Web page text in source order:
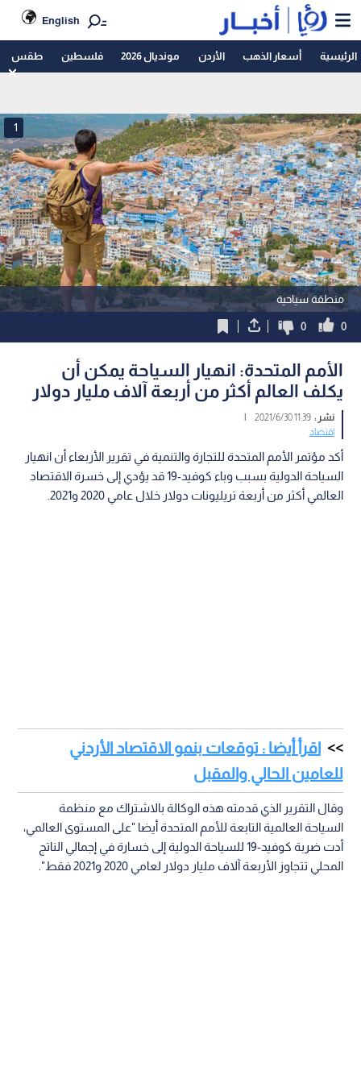
English
الرئيسية أسعار الذهب الأردن مونديال 2026 فلسطين طقس
منطقة سياحية
1
0
0
الأمم المتحدة: انهيار السياحة يمكن أن
يكلف العالم أكثر من أربعة آلاف مليار دولار
نشر :11:39 2021/6/30
|
اقتصاد
أكد مؤتمر الأمم المتحدة للتجارة والتنمية في تقرير الأربعاء أن انهيار
السياحة الدولية بسبب وباء كوفيد-19 قد يؤدي إلى خسرة الاقتصاد
العالمي أكثر من أربعة تريليونات دولار خلال عامي 2020 و2021.
اقرأ أيضا : توقعات بنمو الاقتصاد الأردني
للعامين الحالي والمقبل
وقال التقرير الذي قدمته هذه الوكالة بالاشتراك مع منظمة
السياحة العالمية التابعة للأمم المتحدة أيضا "على المستوى العالمي،
أدت ضربة كوفيد-19 للسياحة الدولية إلى خسارة في إجمالي الناتج
المحلي تتجاوز الأربعة آلاف مليار دولار لعامي 2020 و2021 فقط".